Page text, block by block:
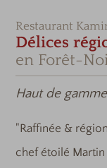
Restaurant
Délices
en Forêt-
Haut de
"Raffinée &
chef étoilé